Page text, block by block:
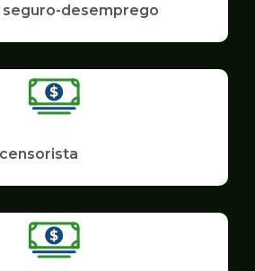
desemprego